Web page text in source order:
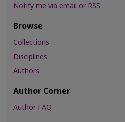
Notify me via email orRSS
Browse
Collections
Disciplines
Authors
Author Corner
Author FAQ